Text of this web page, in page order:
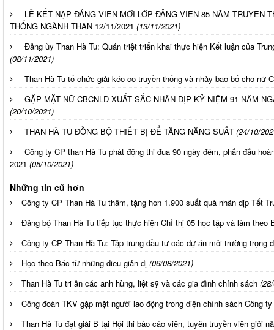
LỄ KẾT NẠP ĐẢNG VIÊN MỚI LỚP ĐẢNG VIÊN 85 NĂM TRUYỀN
THỐNG NGÀNH THAN 12/11/2021 (13/11/2021)
Đảng ủy Than Hà Tu: Quán triệt triển khai thực hiện Kết luận của
(08/11/2021)
Than Hà Tu tổ chức giải kéo co truyền thống và nhảy bao bố cho nữ
GẶP MẶT NỮ CBCNLĐ XUẤT SẮC NHÂN DỊP KỶ NIỆM 91 NĂM
(20/10/2021)
THAN HÀ TU ĐỒNG BỘ THIẾT BỊ ĐỂ TĂNG NĂNG SUẤT (24/10/
Công ty CP than Hà Tu phát động thi đua 90 ngày đêm, phấn đấu
2021 (05/10/2021)
Những tin cũ hơn
Công ty CP Than Hà Tu thăm, tặng hơn 1.900 suất quà nhân dịp Tết
Đảng bộ Than Hà Tu tiếp tục thực hiện Chỉ thị 05 học tập và làm theo
Công ty CP Than Hà Tu: Tập trung đầu tư các dự án môi trường trọng
Học theo Bác từ những điều giản dị (06/08/2021)
Than Hà Tu tri ân các anh hùng, liệt sỹ và các gia đình chính sách
Công đoàn TKV gặp mặt người lao động trong diện chính sách Công
Than Hà Tu đạt giải B tại Hội thi báo cáo viên, tuyên truyền viên giỏi